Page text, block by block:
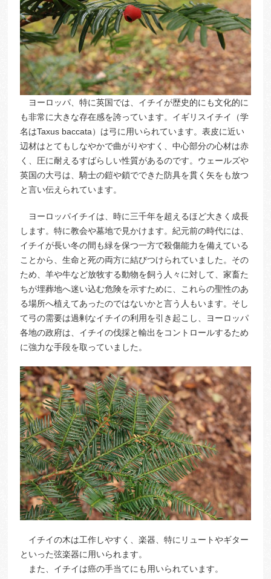
ヨーロッパ、特に英国では、イチイが歴史的にも文化的に
も非常に大きな存在感を誇っています。イギリスイチイ（学
名はTaxus baccata）は弓に用いられています。表皮に近い
辺材はとてもしなやかで曲がりやすく、中心部分の心材は赤
く、圧に耐えるすばらしい性質があるのです。ウェールズや
英国の大弓は、騎士の鎧や鎖でできた防具を貫く矢をも放つ
と言い伝えられています。
ヨーロッパイチイは、時に三千年を超えるほど大きく成長
します。特に教会や墓地で見かけます。紀元前の時代には、
イチイが長い冬の間も緑を保つ一方で殺傷能力を備えている
ことから、生命と死の両方に結びつけられていました。その
ため、羊や牛など放牧する動物を飼う人々に対して、家畜た
ちが埋葬地へ迷い込む危険を示すために、これらの聖性のあ
る場所へ植えてあったのではないかと言う人もいます。そし
て弓の需要は過剰なイチイの利用を引き起こし、ヨーロッパ
各地の政府は、イチイの伐採と輸出をコントロールするため
に強力な手段を取っていました。
イチイの木は工作しやすく、楽器、特にリュートやギター
といった弦楽器に用いられます。
また、イチイは癌の手当てにも用いられています。